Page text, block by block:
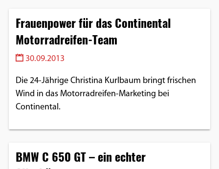
Frauenpower für das Continental
Motorradreifen-Team
30.09.2013
Die 24-Jährige Christina Kurlbaum bringt frischen
Wind in das Motorradreifen-Marketing bei
Continental.
BMW C 650 GT – ein echter